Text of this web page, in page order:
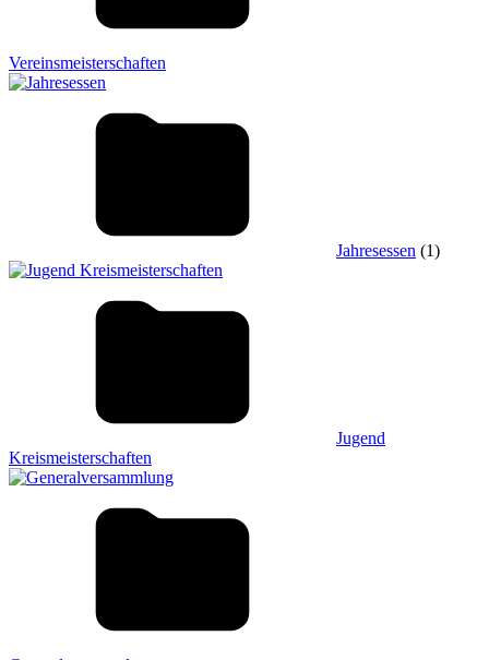
Vereinsmeisterschaften
Jahresessen (1)
Jugend
Kreismeisterschaften